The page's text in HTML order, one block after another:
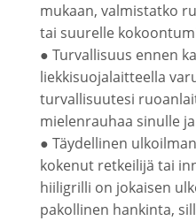
mukaan, valmistatko
tai suurelle
● Turvallisuus ennen
liekkisuojalaitteella
turvallisuutesi
mielenrauhaa sinulle
● Täydellinen
kokenut retkeilijä tai
hiiligrilli on jokaisen
pakollinen hankinta,